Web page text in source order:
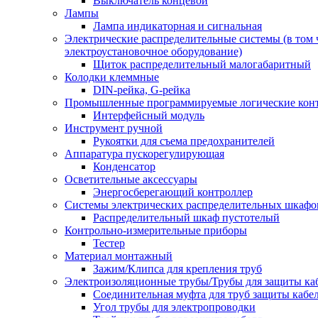
Лампы
Лампа индикаторная и сигнальная
Электрические распределительные системы (в том
электроустановочное оборудование)
Щиток распределительный малогабаритный
Колодки клеммные
DIN-рейка, G-рейка
Промышленные программируемые логические
Интерфейсный модуль
Инструмент ручной
Рукоятки для съема предохранителей
Аппаратура пускорегулирующая
Конденсатор
Осветительные аксессуары
Энергосберегающий контроллер
Системы электрических распределительных
Распределительный шкаф пустотелый
Контрольно-измерительные приборы
Тестер
Материал монтажный
Зажим/Клипса для крепления труб
Электроизоляционные трубы/Трубы для защиты
Соединительная муфта для труб защиты
Угол трубы для электропроводки